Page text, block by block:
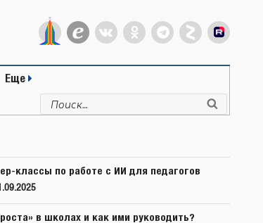
Еще
Искать:
классы по работе с ИИ для педагогов
в школах и как ими руководить?